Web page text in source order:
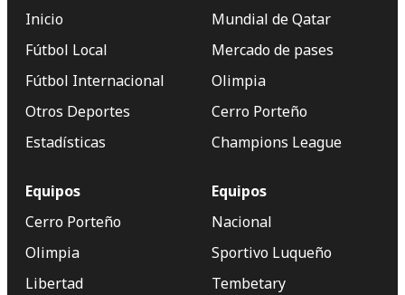
Inicio
Fútbol Local
Fútbol Internacional
Otros Deportes
Estadísticas
Mundial de Qatar
Mercado de pases
Olimpia
Cerro Porteño
Champions League
Equipos
Cerro Porteño
Olimpia
Libertad
Equipos
Nacional
Sportivo Luqueño
Tembetary